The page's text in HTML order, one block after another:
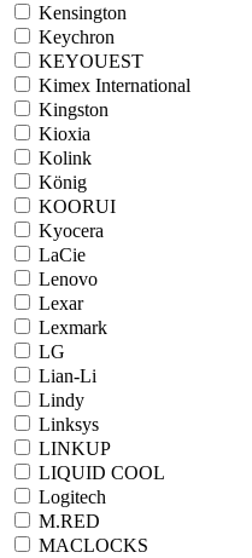
Kensington
Keychron
KEYOUEST
Kimex International
Kingston
Kioxia
Kolink
König
KOORUI
Kyocera
LaCie
Lenovo
Lexar
Lexmark
LG
Lian-Li
Lindy
Linksys
LINKUP
LIQUID COOL
Logitech
M.RED
MACLOCKS